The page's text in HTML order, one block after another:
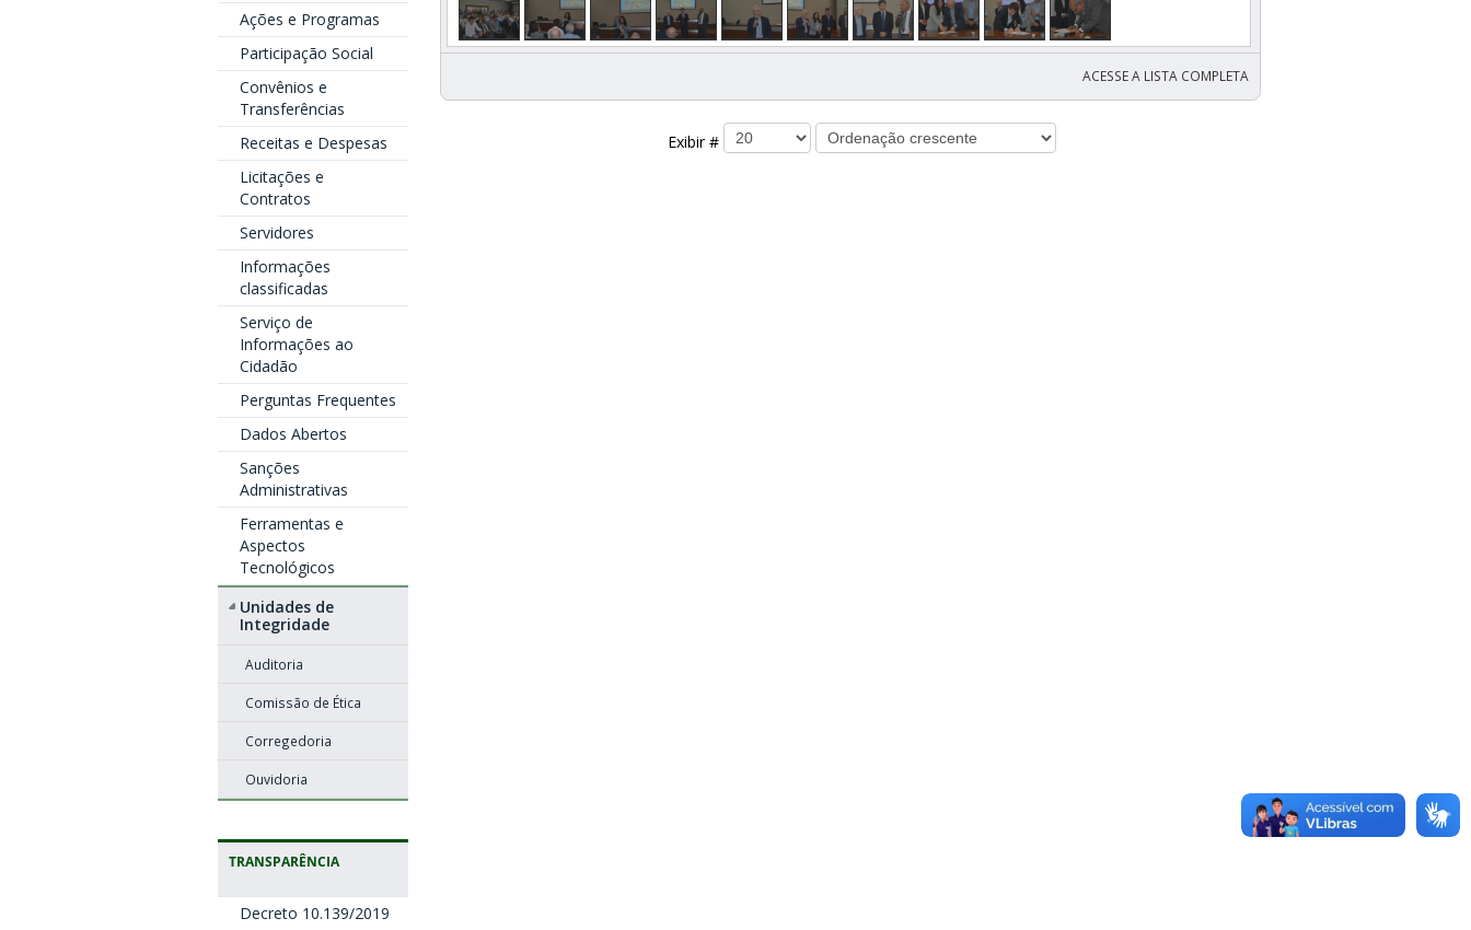
Ações e Programas
Participação Social
Convênios e
Transferências
Receitas e Despesas
Licitações e
Contratos
Servidores
Informações
classificadas
Serviço de
Informações ao
Cidadão
Perguntas Frequentes
Dados Abertos
Sanções
Administrativas
Ferramentas e
Aspectos
Tecnológicos
Unidades de
Integridade
Auditoria
Comissão de Ética
Corregedoria
Ouvidoria
TRANSPARÊNCIA
Decreto 10.139/2019
ACESSE A LISTA COMPLETA
Exibir #